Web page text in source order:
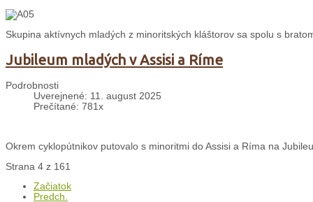
Skupina aktívnych mladých z minoritských kláštorov sa spolu s
Jubileum mladých v Assisi a Ríme
Podrobnosti
Uverejnené: 11. august 2025
Prečítané: 781x
Okrem cyklopútnikov putovalo s minoritmi do Assisi a Ríma na
Strana 4 z 161
Začiatok
Predch.